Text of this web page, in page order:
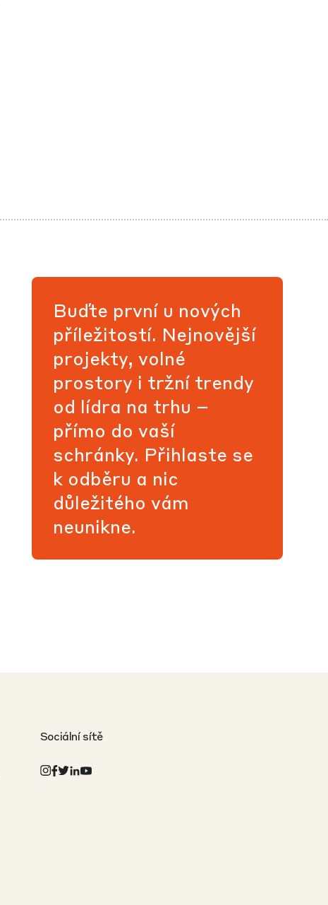
Buďte první u nových
příležitostí. Nejnovější
projekty, volné
prostory i tržní trendy
od lídra na trhu –
přímo do vaší
schránky. Přihlaste se
k odběru a nic
důležitého vám
neunikne.
Sociální sítě